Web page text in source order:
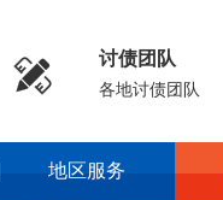
 讨债团队
各地讨债团队
地区服务